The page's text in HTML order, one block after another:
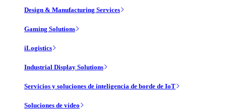
Design & Manufacturing Services
Gaming Solutions
iLogistics
Industrial Display Solutions
Servicios y soluciones de inteligencia de borde de IoT
Soluciones de vídeo